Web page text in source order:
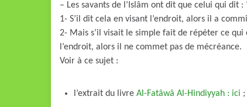
– Les savants de l’Islâm ont dit que celui qui dit
1- S’il dit cela en visant l’endroit, alors il a
2- Mais s’il visait le simple fait de répéter ce
l’endroit, alors il ne commet pas de mécréance.
Voir à ce sujet :
l’extrait du livre Al-Fatâwâ Al-Hindiyyah : ici ;